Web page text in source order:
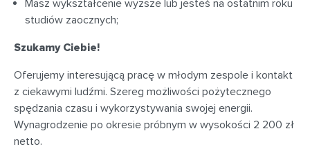
Masz wykształcenie wyższe lub jesteś na ostatnim roku
studiów zaocznych;
Szukamy Ciebie!
Oferujemy interesującą pracę w młodym zespole i kontakt
z ciekawymi ludźmi. Szereg możliwości pożytecznego
spędzania czasu i wykorzystywania swojej energii.
Wynagrodzenie po okresie próbnym w wysokości 2 200 zł
netto.